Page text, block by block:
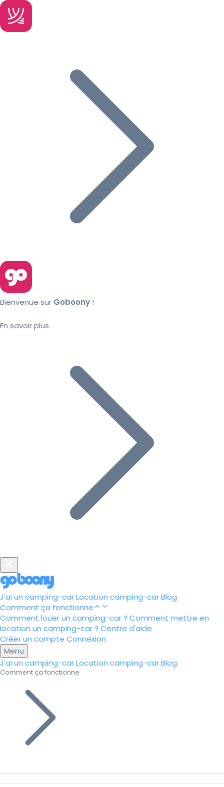
Bienvenue sur Goboony !
En savoir plus
J'ai un camping-carLocation camping-carBlog
Comment ça fonctionne
Comment louer un camping-car ? Comment mettre en
location un camping-car ? Centre d'aide
Créer un compte Connexion
Menu
J'ai un camping-carLocation camping-carBlog
Comment ça fonctionne